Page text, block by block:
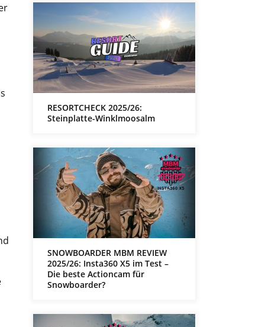
RESORTCHECK 2025/26:
Steinplatte-Winklmoosalm
SNOWBOARDER MBM REVIEW
2025/26: Insta360 X5 im Test –
Die beste Actioncam für
Snowboarder?